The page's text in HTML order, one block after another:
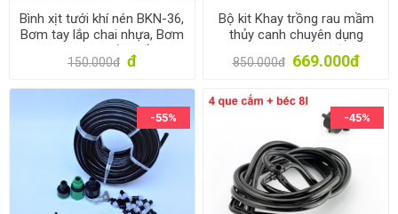
Bình xịt tưới khí nén BKN-36,
Bơm tay lắp chai nhựa, Bơm
phun sương bằng đồng
150.000đ đ
Bộ kit Khay trồng rau mầm
thủy canh chuyên dụng
TKM-12.6, Khay, Giá đỡ, Vòi
xịt, Hạt giống
850.000đ 669.000đ
-55% -45%